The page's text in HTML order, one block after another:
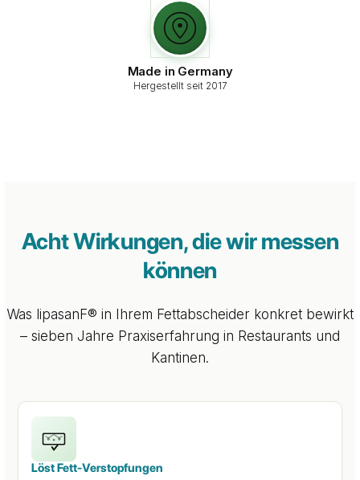
Made in Germany
Hergestellt seit 2017
Acht Wirkungen, die wir messen
können
Was lipasanF® in Ihrem Fettabscheider konkret bewirkt
– sieben Jahre Praxiserfahrung in Restaurants und
Kantinen.
Löst Fett-Verstopfungen